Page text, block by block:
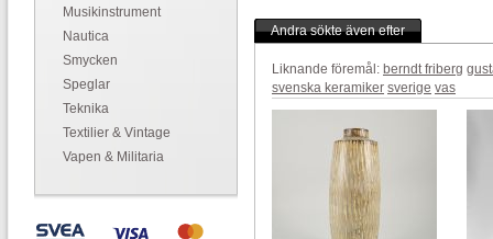
Musikinstrument
Nautica
Smycken
Speglar
Teknika
Textilier & Vintage
Vapen & Militaria
Andra sökte även efter
Liknande föremål: berndt friberg
svenska keramiker sverige vas